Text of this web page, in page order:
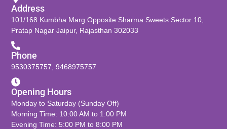
Address
101/168 Kumbha Marg Opposite Sharma Sweets Sector 10,
Pratap Nagar Jaipur, Rajasthan 302033
Phone
9530375757 ,9468975757
Opening Hours
Monday to Saturday (Sunday Off)
Morning Time: 10:00 AM to 1:00 PM
Evening Time: 5:00 PM to 8:00 PM